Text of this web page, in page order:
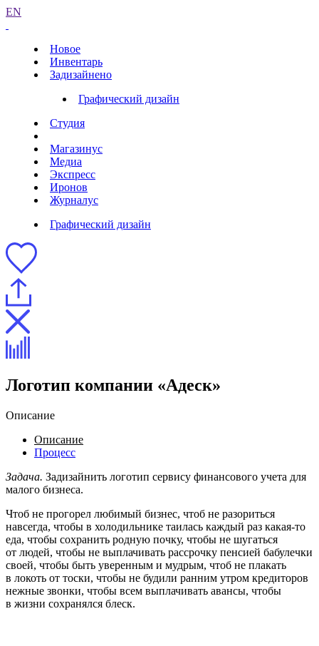
EN
Новое
Инвентарь
Задизайнено
Графический дизайн
Студия
Магазинус
Медиа
Экспресс
Иронов
Журналус
Графический дизайн
Логотип компании «Адеск»
Описание
Описание
Процесс
Задача. Задизайнить логотип сервису финансового учета для
малого бизнеса.
Чтоб не прогорел любимый бизнес, чтоб не разориться
навсегда, чтобы в холодильнике таилась каждый раз какая-то
еда, чтобы сохранить родную почку, чтобы не шугаться
от людей, чтобы не выплачивать рассрочку пенсией бабулечки
своей, чтобы быть уверенным и мудрым, чтоб не плакать
в локоть от тоски, чтобы не будили ранним утром кредиторов
нежные звонки, чтобы всем выплачивать авансы, чтобы
в жизни сохранялся блеск.